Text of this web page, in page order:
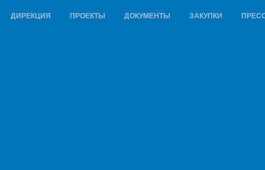
ДИРЕКЦИЯ ПРОЕКТЫ ДОКУМЕНТЫ ЗАКУПКИ